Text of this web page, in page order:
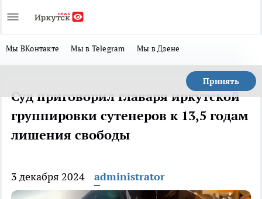
Мы ВКонтакте Мы в Telegram Мы в Дзене
Принять
Суд приговорил главаря иркутской
группировки сутенеров к 13,5 годам
лишения свободы
3 декабря 2024 administrator